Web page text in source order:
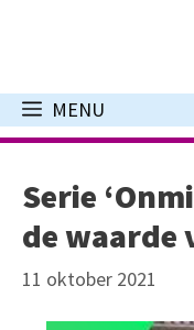
inhoud
MENU
Serie
de waarde
11 oktober 2021